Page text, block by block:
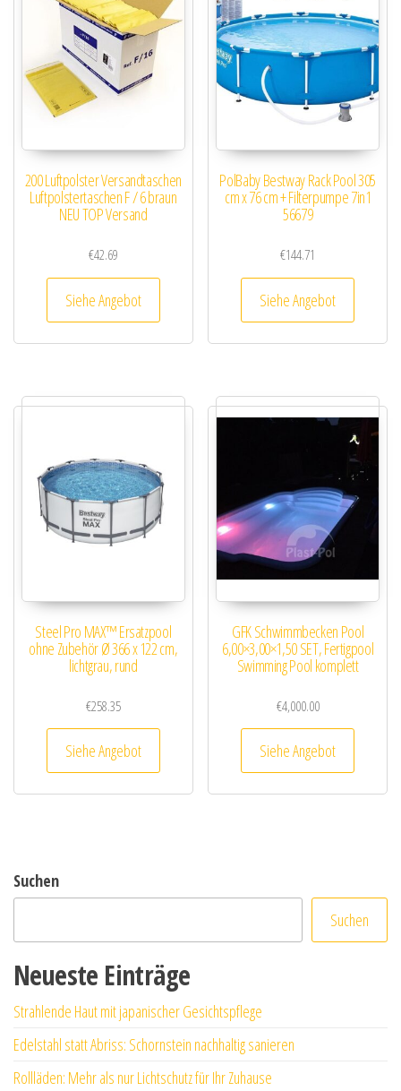
200 Luftpolster Versandtaschen
Luftpolstertaschen F / 6 braun
NEU TOP Versand
€42.69
Siehe Angebot
PolBaby Bestway Rack Pool 305
cm x 76 cm + Filterpumpe 7in1
56679
€144.71
Siehe Angebot
Steel Pro MAX™ Ersatzpool
ohne Zubehör Ø 366 x 122 cm,
lichtgrau, rund
€258.35
Siehe Angebot
GFK Schwimmbecken Pool
6,00×3,00×1,50 SET, Fertigpool
Swimming Pool komplett
€4,000.00
Siehe Angebot
Suchen
Suchen
Neueste Einträge
Strahlende Haut mit japanischer Gesichtspflege
Edelstahl statt Abriss: Schornstein nachhaltig sanieren
Rollläden: Mehr als nur Lichtschutz für Ihr Zuhause